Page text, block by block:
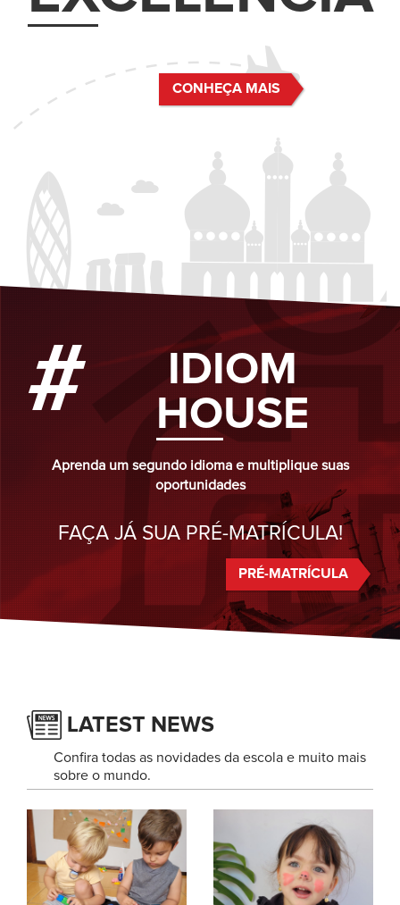
CONHEÇA MAIS
#
IDIOM
HOUSE
Aprenda um segundo idioma e multiplique suas
oportunidades
FAÇA JÁ SUA PRÉ-MATRÍCULA!
PRÉ-MATRÍCULA
LATEST NEWS
Confira todas as novidades da escola e muito mais
sobre o mundo.